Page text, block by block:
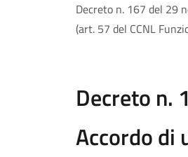
Decreto n. 167 del 29
(art. 57 del CCNL
Decreto n.
Accordo di